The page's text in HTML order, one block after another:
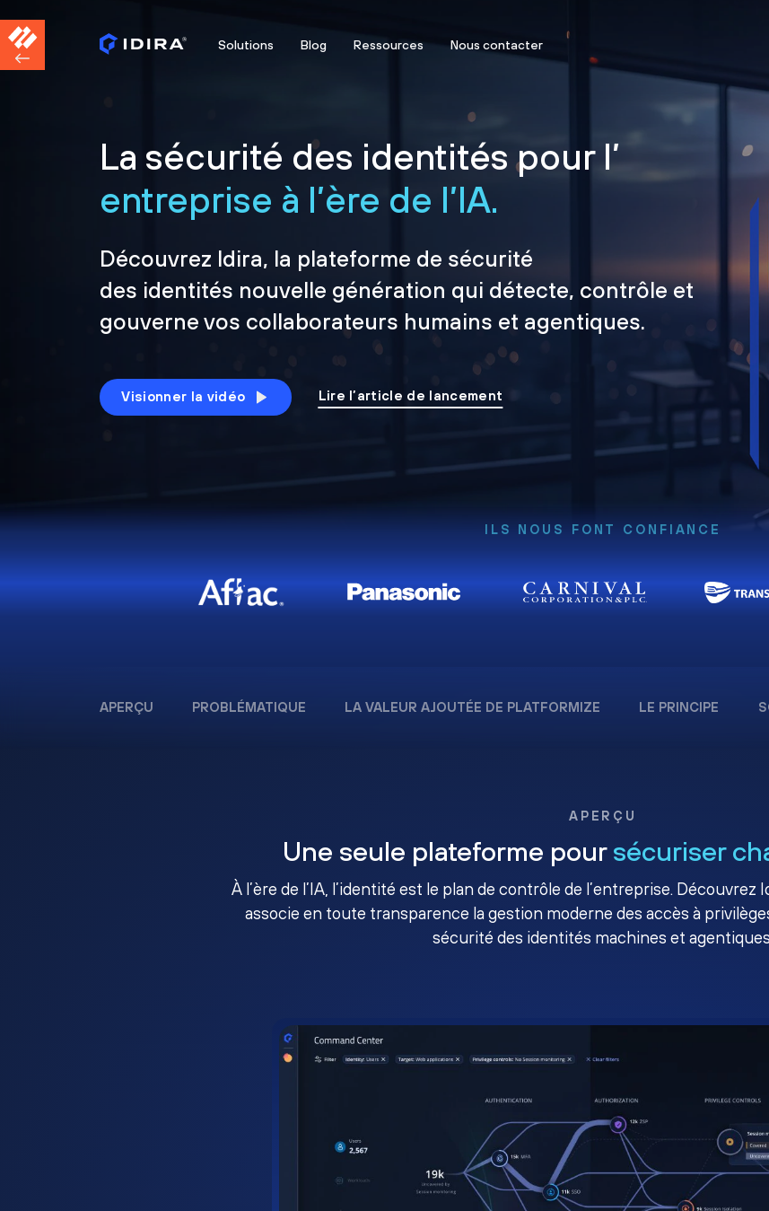
Solutions Blog Ressources Nous contacter
La sécurité des identités pour l’
entreprise à l’ère de l’IA.
Découvrez Idira, la plateforme de sécurité
des identités nouvelle génération qui détecte, contrôle et
gouverne vos collaborateurs humains et agentiques.
Visionner la vidéo Lire l’article de lancement
ILS NOUS FONT CONFIANCE
APERÇU PROBLÉMATIQUE LA VALEUR AJOUTÉE DE PLATFORMIZE LE PRINCIPE
APERÇU
Une seule plateforme pour sécuriser
À l’ère de l’IA, l’identité est le plan de contrôle de l’entreprise. Découvrez
associe en toute transparence la gestion moderne des accès à
sécurité des identités machines et